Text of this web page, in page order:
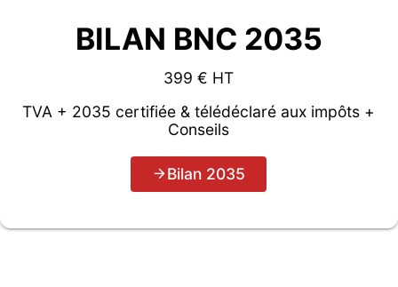
BILAN BNC 2035
399 € HT
TVA + 2035 certifiée & télédéclaré aux impôts +
Conseils
Bilan 2035